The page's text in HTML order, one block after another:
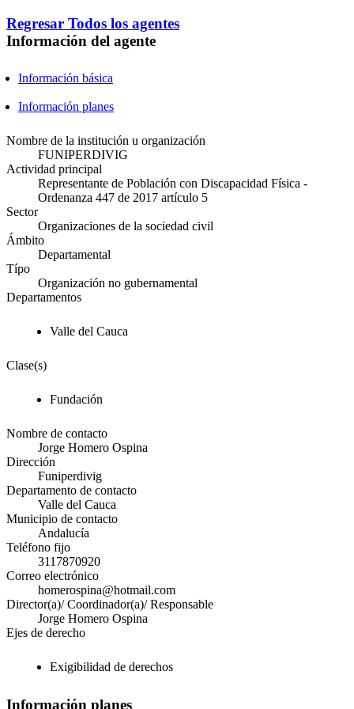
Regresar Todos los agentes
Información del agente
Información básica
Información planes
Nombre de la institución u organización
FUNIPERDIVIG
Actividad principal
Representante de Población con Discapacidad Física -
Ordenanza 447 de 2017 artículo 5
Sector
Organizaciones de la sociedad civil
Ámbito
Departamental
Típo
Organización no gubernamental
Departamentos
Valle del Cauca
Clase(s)
Fundación
Nombre de contacto
Jorge Homero Ospina
Dirección
Funiperdivig
Departamento de contacto
Valle del Cauca
Municipio de contacto
Andalucía
Teléfono fijo
3117870920
Correo electrónico
homerospina@hotmail.com
Director(a)/ Coordinador(a)/ Responsable
Jorge Homero Ospina
Ejes de derecho
Exigibilidad de derechos
Información planes